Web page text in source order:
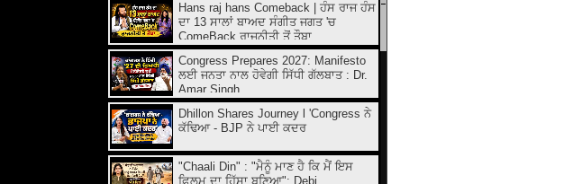
Hans raj hans Comeback | ਹੰਸ ਰਾਜ ਹੰਸ
ਦਾ 13 ਸਾਲਾਂ ਬਾਅਦ ਸੰਗੀਤ ਜਗਤ 'ਚ
ComeBack ਰਾਜਨੀਤੀ ਤੋਂ ਤੌਬਾ...
Congress Prepares 2027: Manifesto
ਲਈ ਜਨਤਾ ਨਾਲ ਹੋਵੇਗੀ ਸਿੱਧੀ ਗੱਲਬਾਤ : Dr.
Amar Singh
Dhillon Shares Journey l 'Congress ਨੇ
ਕੱਢਿਆ - BJP ਨੇ ਪਾਈ ਕਦਰ
"Chaali Din" : "ਮੈਨੂੰ ਮਾਣ ਹੈ ਕਿ ਮੈਂ ਇਸ
ਫ਼ਿਲਮ ਦਾ ਹਿੱਸਾ ਬਣਿਆ": Debi